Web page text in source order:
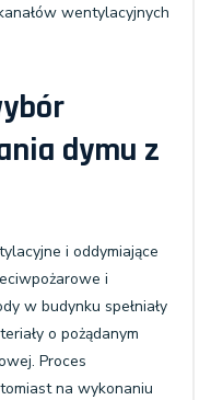
wentylacyjnych
dymu z
i oddymiające
i
w budynku spełniały
o pożądanym
Proces
na wykonaniu